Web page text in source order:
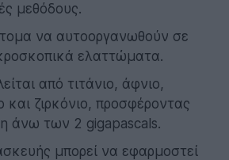
μεθόδους.
να αυτοοργανωθούν σε
ελαττώματα.
από τιτάνιο, άφνιο,
και ζιρκόνιο, προσφέροντας
άνω των 2 gigapascals.
μπορεί να εφαρμοστεί